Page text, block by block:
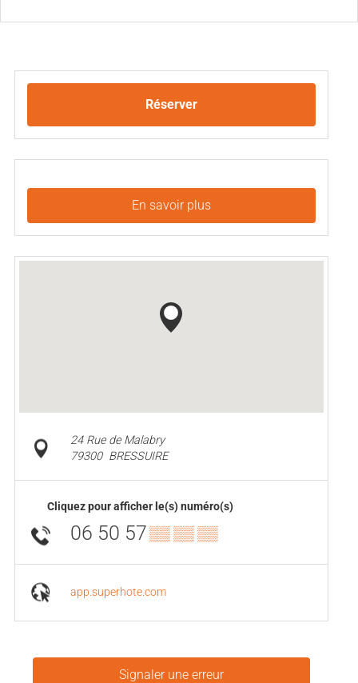
Réserver
En savoir plus
24 Rue de Malabry
79300 BRESSUIRE
Cliquez pour afficher le(s) numéro(s)
06 50 57▒▒ ▒▒ ▒▒
app.superhote.com
Signaler une erreur